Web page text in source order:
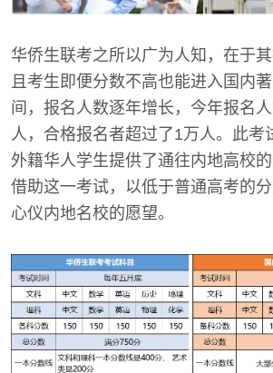
华侨生联考之所以广为人知，在于其
且考生即便分数不高也能进入国内
间，报名人数逐年增长，今年报名
人，合格报名者超过了1万人。此考
外籍华人学生提供了通往内地高校
借助这一考试，以低于普通高考的
心仪内地名校的愿望。